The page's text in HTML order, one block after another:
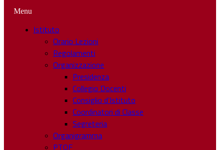
Menu
Istituto
Orario Lezioni
Regolamenti
Organizzazione
Presidenza
Collegio Docenti
Consiglio d’Istituto
Coordinatori di Classe
Segreteria
Organigramma
PTOF